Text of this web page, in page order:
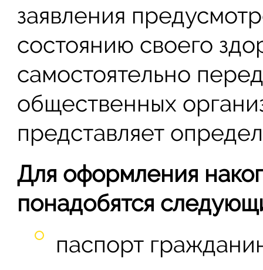
заявления
состоянию своего
самостоятельно
общественных
представляет
Для оформления
понадобятся
паспорт